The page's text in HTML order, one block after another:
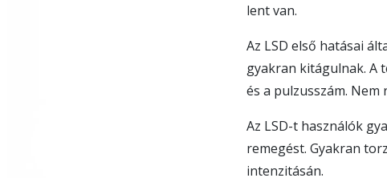
lent van.
Az LSD első hatásai
gyakran kitágulnak. A
és a pulzusszám. Nem
Az LSD-t használók
remegést. Gyakran
intenzitásán.